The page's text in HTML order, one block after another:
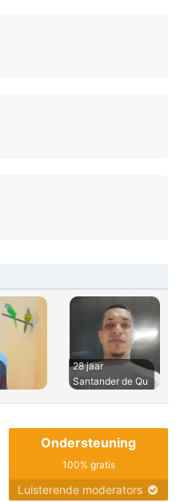
28 jaar
Santander de Qu
Ondersteuning
100% gratis
Luisterende moderators